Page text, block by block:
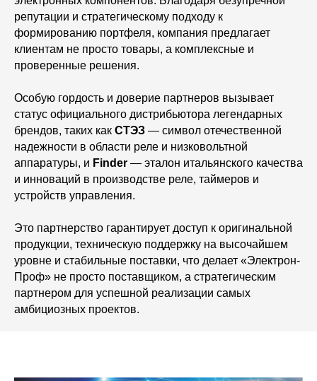
репутации и стратегическому подходу к
формированию портфеля, компания предлагает
клиентам не просто товары, а комплексные и
проверенные решения.
Особую гордость и доверие партнеров вызывает
статус официального дистрибьютора легендарных
брендов, таких как СТЭЗ — символ отечественной
надежности в области реле и низковольтной
аппаратуры, и Finder — эталон итальянского качества
и инноваций в производстве реле, таймеров и
устройств управления.
Это партнерство гарантирует доступ к оригинальной
продукции, техническую поддержку на высочайшем
уровне и стабильные поставки, что делает «Электрон-
Проф» не просто поставщиком, а стратегическим
партнером для успешной реализации самых
амбициозных проектов.